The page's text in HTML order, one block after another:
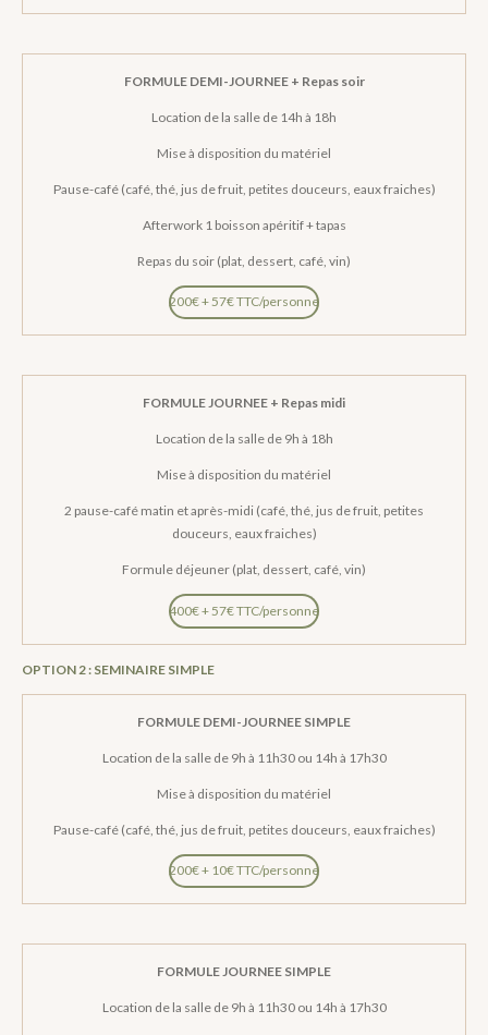
FORMULE DEMI-JOURNEE + Repas soir
Location de la salle de 14h à 18h
Mise à disposition du matériel
Pause-café (café, thé, jus de fruit, petites douceurs, eaux fraiches)
Afterwork 1 boisson apéritif + tapas
Repas du soir (plat, dessert, café, vin)
200€ + 57€ TTC/personne
FORMULE JOURNEE + Repas midi
Location de la salle de 9h à 18h
Mise à disposition du matériel
2 pause-café matin et après-midi (café, thé, jus de fruit, petites
douceurs, eaux fraiches)
Formule déjeuner (plat, dessert, café, vin)
400€ + 57€ TTC/personne
OPTION 2 : SEMINAIRE SIMPLE
FORMULE DEMI-JOURNEE SIMPLE
Location de la salle de 9h à 11h30 ou 14h à 17h30
Mise à disposition du matériel
Pause-café (café, thé, jus de fruit, petites douceurs, eaux fraiches)
200€ + 10€ TTC/personne
FORMULE JOURNEE SIMPLE
Location de la salle de 9h à 11h30 ou 14h à 17h30